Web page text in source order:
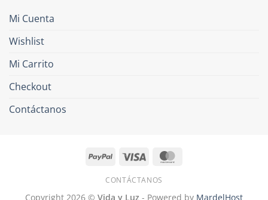
Mi Cuenta
Wishlist
Mi Carrito
Checkout
Contáctanos
PayPal Visa
CONTÁCTANOS
Copyright 2026 © Vida y Luz - Powered by MardelHost